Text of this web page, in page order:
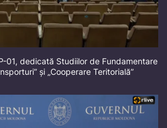
01, dedicată Studiilor de Fundamentare
și „Cooperare Teritorială”